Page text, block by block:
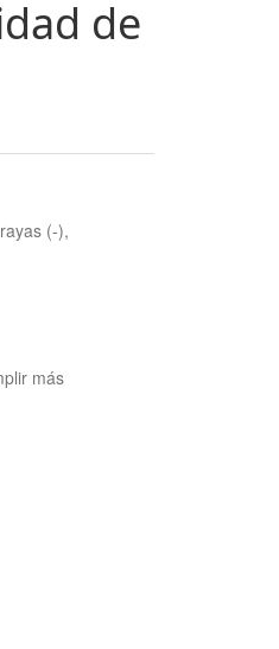
de
(-),
más